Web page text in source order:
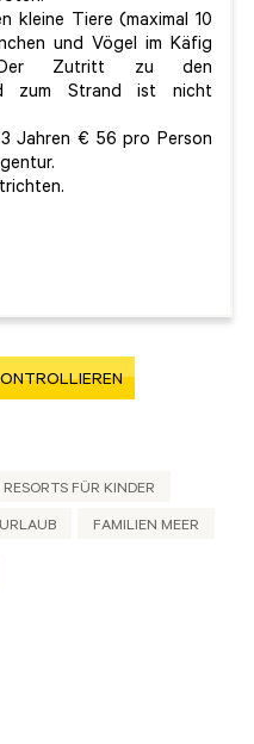
kleine Tiere (maximal 10
und Vögel im Käfig
Der Zutritt zu den
zum Strand ist nicht
Jahren € 56 pro Person
RESORTS FÜR KINDER
URLAUB FAMILIEN MEER